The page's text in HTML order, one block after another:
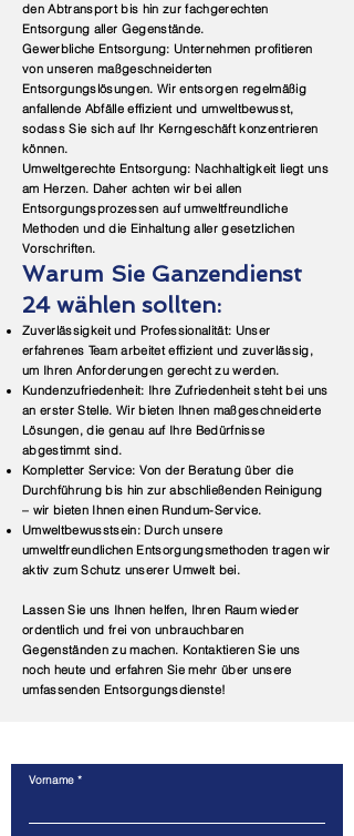
den Abtransport bis hin zur fachgerechten
Entsorgung aller Gegenstände.
Gewerbliche Entsorgung: Unternehmen profitieren
von unseren maßgeschneiderten
Entsorgungslösungen. Wir entsorgen regelmäßig
anfallende Abfälle effizient und umweltbewusst,
sodass Sie sich auf Ihr Kerngeschäft konzentrieren
können.
Umweltgerechte Entsorgung: Nachhaltigkeit liegt uns
am Herzen. Daher achten wir bei allen
Entsorgungsprozessen auf umweltfreundliche
Methoden und die Einhaltung aller gesetzlichen
Vorschriften.
Warum Sie Ganzendienst
24 wählen sollten:
Zuverlässigkeit und Professionalität: Unser
erfahrenes Team arbeitet effizient und zuverlässig,
um Ihren Anforderungen gerecht zu werden.
Kundenzufriedenheit: Ihre Zufriedenheit steht bei uns
an erster Stelle. Wir bieten Ihnen maßgeschneiderte
Lösungen, die genau auf Ihre Bedürfnisse
abgestimmt sind.
Kompletter Service: Von der Beratung über die
Durchführung bis hin zur abschließenden Reinigung
– wir bieten Ihnen einen Rundum-Service.
Umweltbewusstsein: Durch unsere
umweltfreundlichen Entsorgungsmethoden tragen wir
aktiv zum Schutz unserer Umwelt bei.
Lassen Sie uns Ihnen helfen, Ihren Raum wieder
ordentlich und frei von unbrauchbaren
Gegenständen zu machen. Kontaktieren Sie uns
noch heute und erfahren Sie mehr über unsere
umfassenden Entsorgungsdienste!
Vorname